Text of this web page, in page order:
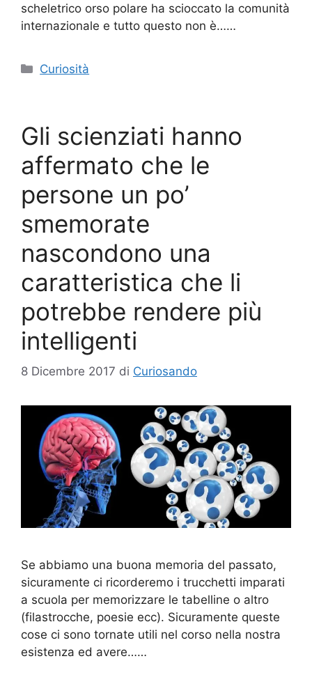
scheletrico orso polare ha scioccato la comunità
internazionale e tutto questo non è……
Categorie
Curiosità
Gli scienziati hanno
affermato che le
persone un po’
smemorate
nascondono una
caratteristica che li
potrebbe rendere più
intelligenti
8 Dicembre 2017 di Curiosando
Se abbiamo una buona memoria del passato,
sicuramente ci ricorderemo i trucchetti imparati
a scuola per memorizzare le tabelline o altro
(filastrocche, poesie ecc). Sicuramente queste
cose ci sono tornate utili nel corso nella nostra
esistenza ed avere……